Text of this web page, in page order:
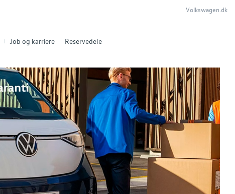
Job og karriere Reservedele
Volkswagen.dk